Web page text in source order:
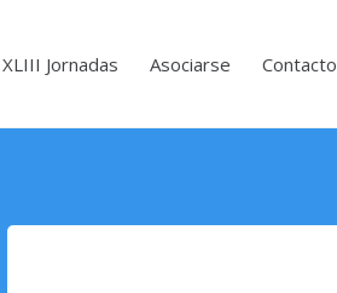
XLIII Jornadas Asociarse Contacto